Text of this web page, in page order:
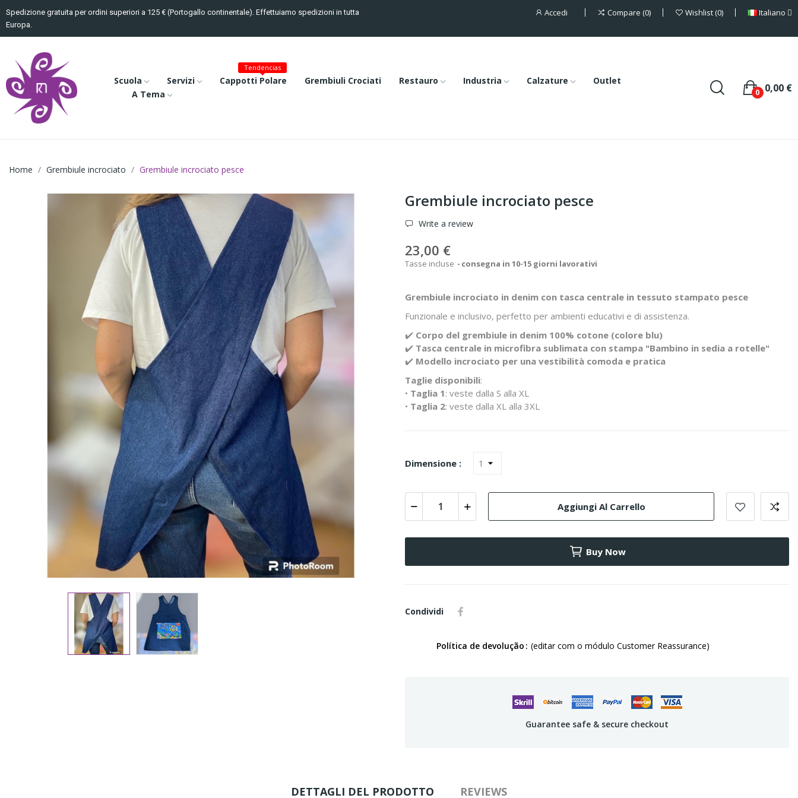
Spedizione gratuita per ordini superiori a 125 € (Portogallo continentale). Effettuiamo spedizioni in tutta
Europa.
Accedi Compare 0 Wishlist 0 Italiano
Scuola Servizi Cappotti Polare
Tendencias
Grembiuli Crociati Restauro Industria Calzature
Outlet
A Tema
0,00 €
0
Home Grembiule incrociato Grembiule incrociato pesce
Grembiule incrociato pesce
Write a review
23,00 €
Tasse incluse consegna in 10-15 giorni lavorativi
Grembiule incrociato in denim con tasca centrale in tessuto stampato pesce
Funzionale e inclusivo, perfetto per ambienti educativi e di assistenza.
✔️ Corpo del grembiule in denim 100% cotone (colore blu)
✔️ Tasca centrale in microfibra sublimata con stampa "Bambino in sedia a rotelle"
✔️ Modello incrociato per una vestibilità comoda e pratica
Taglie disponibili:
• Taglia 1: veste dalla S alla XL
• Taglia 2: veste dalla XL alla 3XL
Dimensione :
Aggiungi Al Carrello
Buy Now
Condividi
Política de devolução (editar com o módulo Customer Reassurance)
Guarantee safe & secure checkout
DETTAGLI DEL PRODOTTO REVIEWS